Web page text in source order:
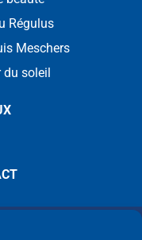
Régulus
Meschers
soleil